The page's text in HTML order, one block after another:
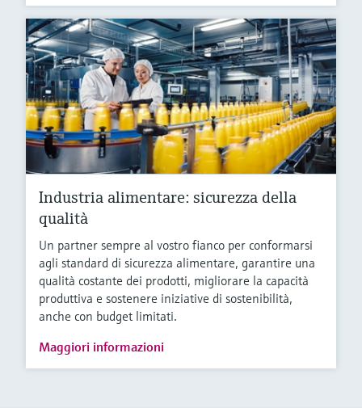
Industria alimentare: sicurezza della
qualità
Un partner sempre al vostro fianco per conformarsi
agli standard di sicurezza alimentare, garantire una
qualità costante dei prodotti, migliorare la capacità
produttiva e sostenere iniziative di sostenibilità,
anche con budget limitati.
Maggiori informazioni